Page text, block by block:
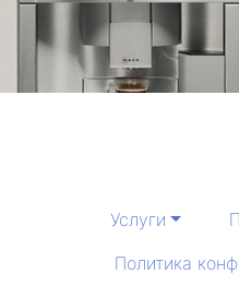
Услуги
Политика